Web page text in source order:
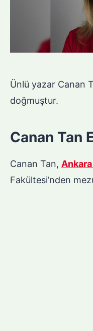
Ünlü yazar Canan
doğmuştur.
Canan Tan
Canan Tan,
Fakültesi’nden